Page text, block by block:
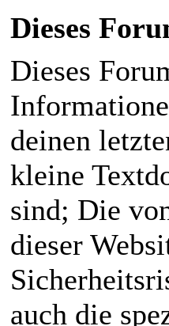
Dieses
Dieses
deinen
kleine
sind; Die
dieser
auch die